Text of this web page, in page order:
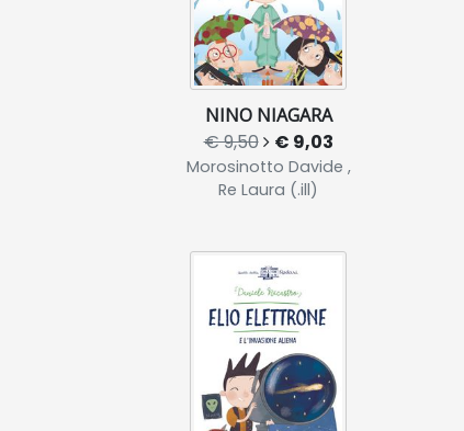
NINO NIAGARA
€ 9,50 € 9,03
Morosinotto Davide ,
Re Laura (.ill)